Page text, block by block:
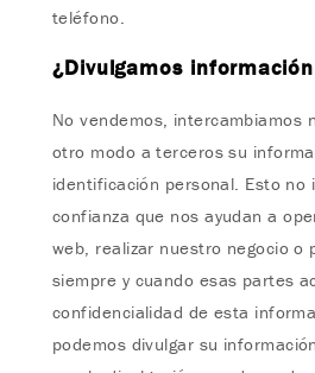
teléfono.
¿Divulgamos
No vendemos, intercambiamos
otro modo a terceros su
identificación personal. Esto no
confianza que nos ayudan a
web, realizar nuestro negocio o
siempre y cuando esas partes
confidencialidad de esta
podemos divulgar su